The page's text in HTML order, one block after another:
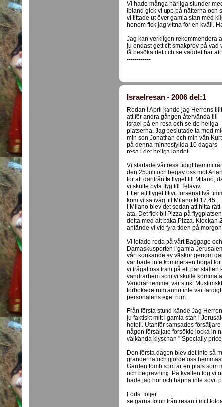
Vi hade många härliga stunder
Ibland gick vi upp på nätterna och
vi tittade ut över gamla stan med
honom fick jag vittna för en kväll.
Jag kan verkligen rekommendera
ju endast gett ett smakprov på vad
få besöka det och se vaddet har att
------------
Israelresan - 2006 del:1
Redan i April kände jag Herrens
att för andra gången återvända till
Israel på en resa och se de heliga
platserna. Jag beslutade ta med
min son Jonathan och min vän Kurt
på denna minnesfyllda 10 dagars
resa i det heliga landet.
Vi startade vår resa tidigt
den 25Juli och begav oss mot
för att därifrån ta flyget till Milano,
vi skulle byta flyg till Telaviv.
Efter att flyget blivit försenat två
kom vi så iväg till Milano kl 17.45 .
I Milano blev det sedan att hitta
äta. Det fick bli Pizza på
detta med att baka Pizza. Klockan
anlände vi vid fyra tiden på
Vi letade reda på vårt Baggage
Damaskusporten i gamla
vårt konkande av väskor genom
var hade inte kommersen börjat
vi frågat oss fram på ett par ställen
vandrarhem som vi skulle komma
Vandrarhemmet var strikt
förbokade rum ännu inte var
personalens eget rum.
Från första stund kände Jag
ju faktiskt mitt i gamla stan i
hotell. Utanför samsades
någon försäljare försökte locka in
välkända klyschan " Specially
Den första dagen blev det inte så
gränderna och gjorde oss
Garden tomb som är en plats som
och begravning. På kvällen tog vi
hade jag hör och häpna inte sovit
Forts. följer
se gärna foton från resan i mitt